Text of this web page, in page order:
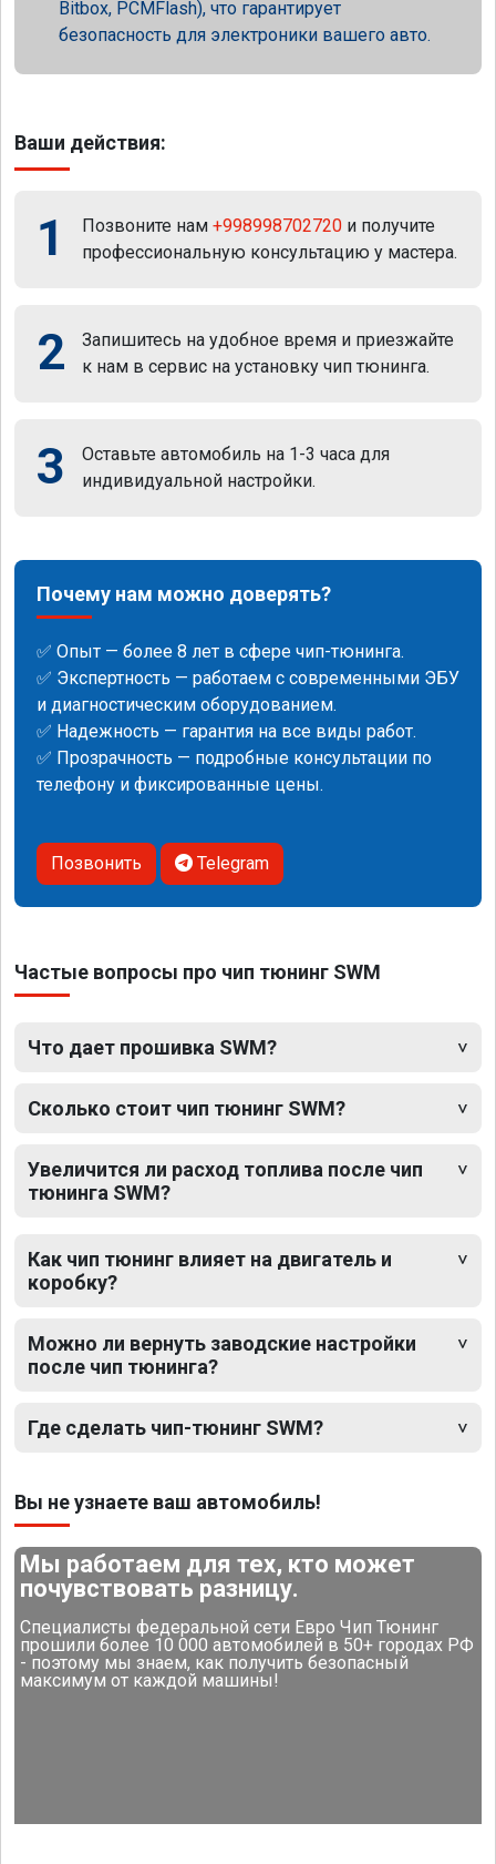
Bitbox, PCMFlash), что гарантирует
безопасность для электроники вашего авто.
Ваши действия:
1 Позвоните нам +998998702720 и получите
профессиональную консультацию у мастера.
2
Запишитесь на удобное время и приезжайте
к нам в сервис на установку чип тюнинга.
3
Оставьте автомобиль на 1-3 часа для
индивидуальной настройки.
Почему нам можно доверять?
✅ Опыт — более 8 лет в сфере чип-тюнинга.
✅ Экспертность — работаем с современными ЭБУ
и диагностическим оборудованием.
✅ Надежность — гарантия на все виды работ.
✅ Прозрачность — подробные консультации по
телефону и фиксированные цены.
Позвонить Telegram
Частые вопросы про чип тюнинг SWM
Что дает прошивка SWM?
Сколько стоит чип тюнинг SWM?
Увеличится ли расход топлива после чип
тюнинга SWM?
Как чип тюнинг влияет на двигатель и
коробку?
Можно ли вернуть заводские настройки
после чип тюнинга?
Где сделать чип-тюнинг SWM?
Вы не узнаете ваш автомобиль!
Мы работаем для тех, кто может
почувствовать разницу.
Специалисты федеральной сети Евро Чип Тюнинг
прошили более 10 000 автомобилей в 50+ городах РФ
- поэтому мы знаем, как получить безопасный
максимум от каждой машины!